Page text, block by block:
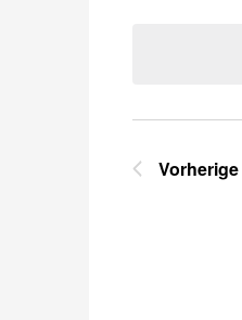
Vorherige